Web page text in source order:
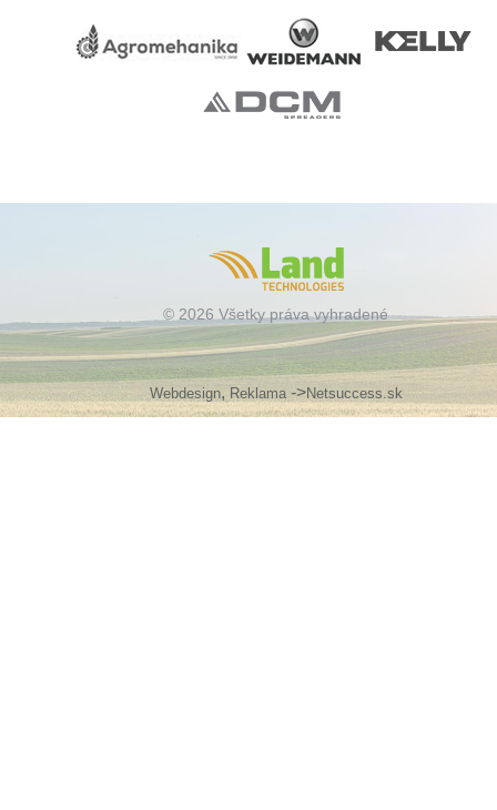
© 2026 Všetky práva vyhradené
Webdesign,Reklama->Netsuccess.sk